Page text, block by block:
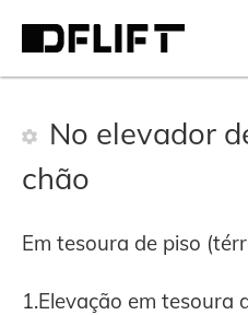
No elevador
chão
Em tesoura de piso
1.Elevação em tesoura